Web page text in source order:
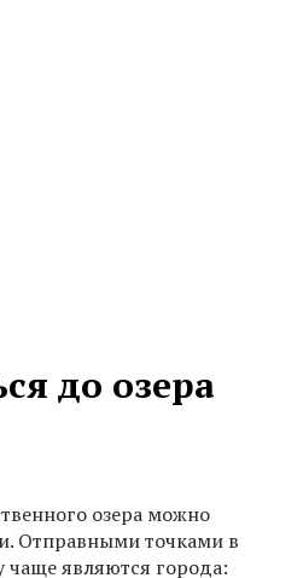
до озера
озера можно
Отправными точками в
чаще являются города: